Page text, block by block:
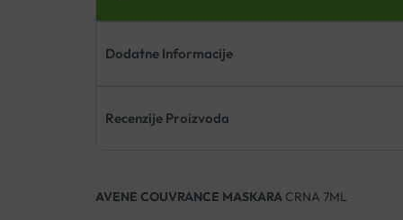
Dodatne Informacije
Recenzije Proizvoda
AVENE COUVRANCE MASKARACRNA 7ML